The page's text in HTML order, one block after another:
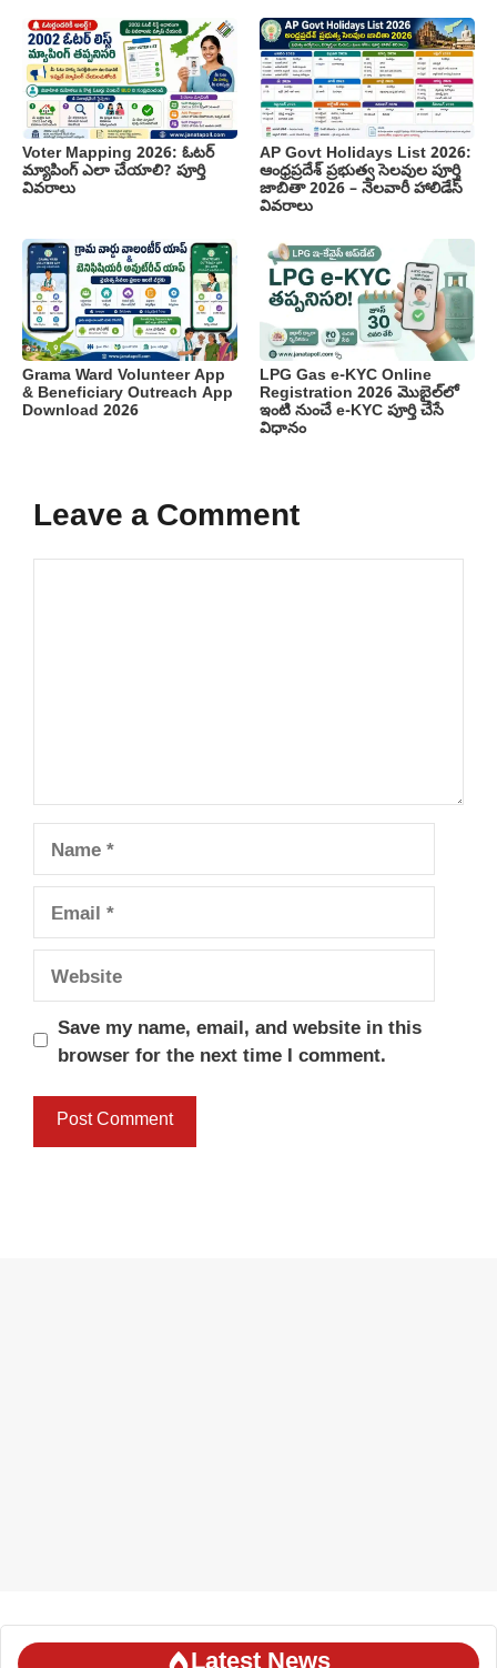
Voter Mapping 2026: ఓటర్
మ్యాపింగ్ ఎలా చేయాలి? పూర్తి
వివరాలు
AP Govt Holidays List 2026:
ఆంధ్రప్రదేశ్ ప్రభుత్వ సెలవుల పూర్తి
జాబితా 2026 – నెలవారీ హాలిడేస్
వివరాలు
Grama Ward Volunteer App
& Beneficiary Outreach App
Download 2026
LPG Gas e-KYC Online
Registration 2026 మొబైల్‌లో
ఇంటి నుంచే e-KYC పూర్తి చేసే
విధానం
Leave a Comment
Comment
Name
Email
Website
Save my name, email, and website in this
browser for the next time I comment.